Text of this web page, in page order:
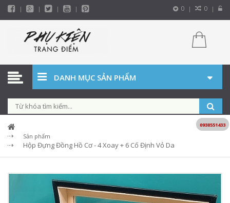
0 0
DANH MỤC SẢN PHẨM
Sản phẩm
Hộp Đựng Đồng Hồ Cơ - 4 Xoay + 6 Cố Định Vỏ Da
0938551433